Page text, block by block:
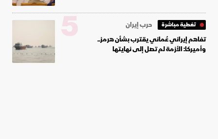
تغطية مباشرة
حرب إيران
تفاهم إيراني عُماني يقترب بشأن هرمز..
وأميركا: الأزمة لم تصل إلى نهايتها
5